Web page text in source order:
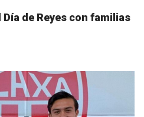
Día de Reyes con familias